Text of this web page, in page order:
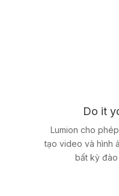
Do it
Lumion cho
tạo video và hình
bất kỳ